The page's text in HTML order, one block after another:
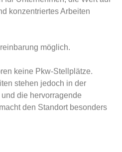
konzentriertes Arbeiten
möglich.
keine Pkw-Stellplätze.
stehen jedoch in der
die hervorragende
den Standort besonders